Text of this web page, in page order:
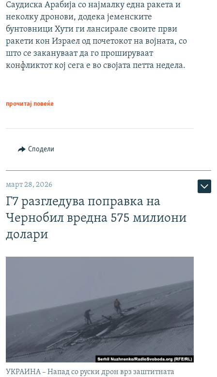
Саудиска Арабија со најмалку една ракета и
неколку дронови, додека јеменските
бунтовници Хути ги лансирале своите први
ракети кон Израел од почетокот на војната, со
што се закануваат да го прошируваат
конфликтот кој сега е во својата петта недела.
прочитај повеќе
Сподели
март 28, 2026
Г7 разгледува поправка на
Чернобил вредна 575 милиони
долари
УКРАИНА – Напад со руски дрон врз заштитната